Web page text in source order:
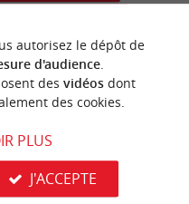
Image d'illustration non
contractuelle
autorisez le dépôt de
d'audience.
des vidéosdont
des cookies.
PLUS
J'ACCEPTE